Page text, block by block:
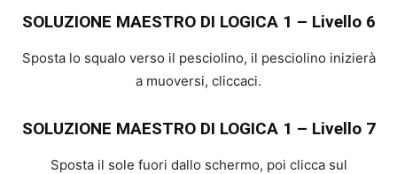
SOLUZIONE MAESTRO DI LOGICA 1 – Livello 6
Sposta lo squalo verso il pesciolino, il pesciolino inizierà
a muoversi, cliccaci.
SOLUZIONE MAESTRO DI LOGICA 1 – Livello 7
Sposta il sole fuori dallo schermo, poi clicca sul